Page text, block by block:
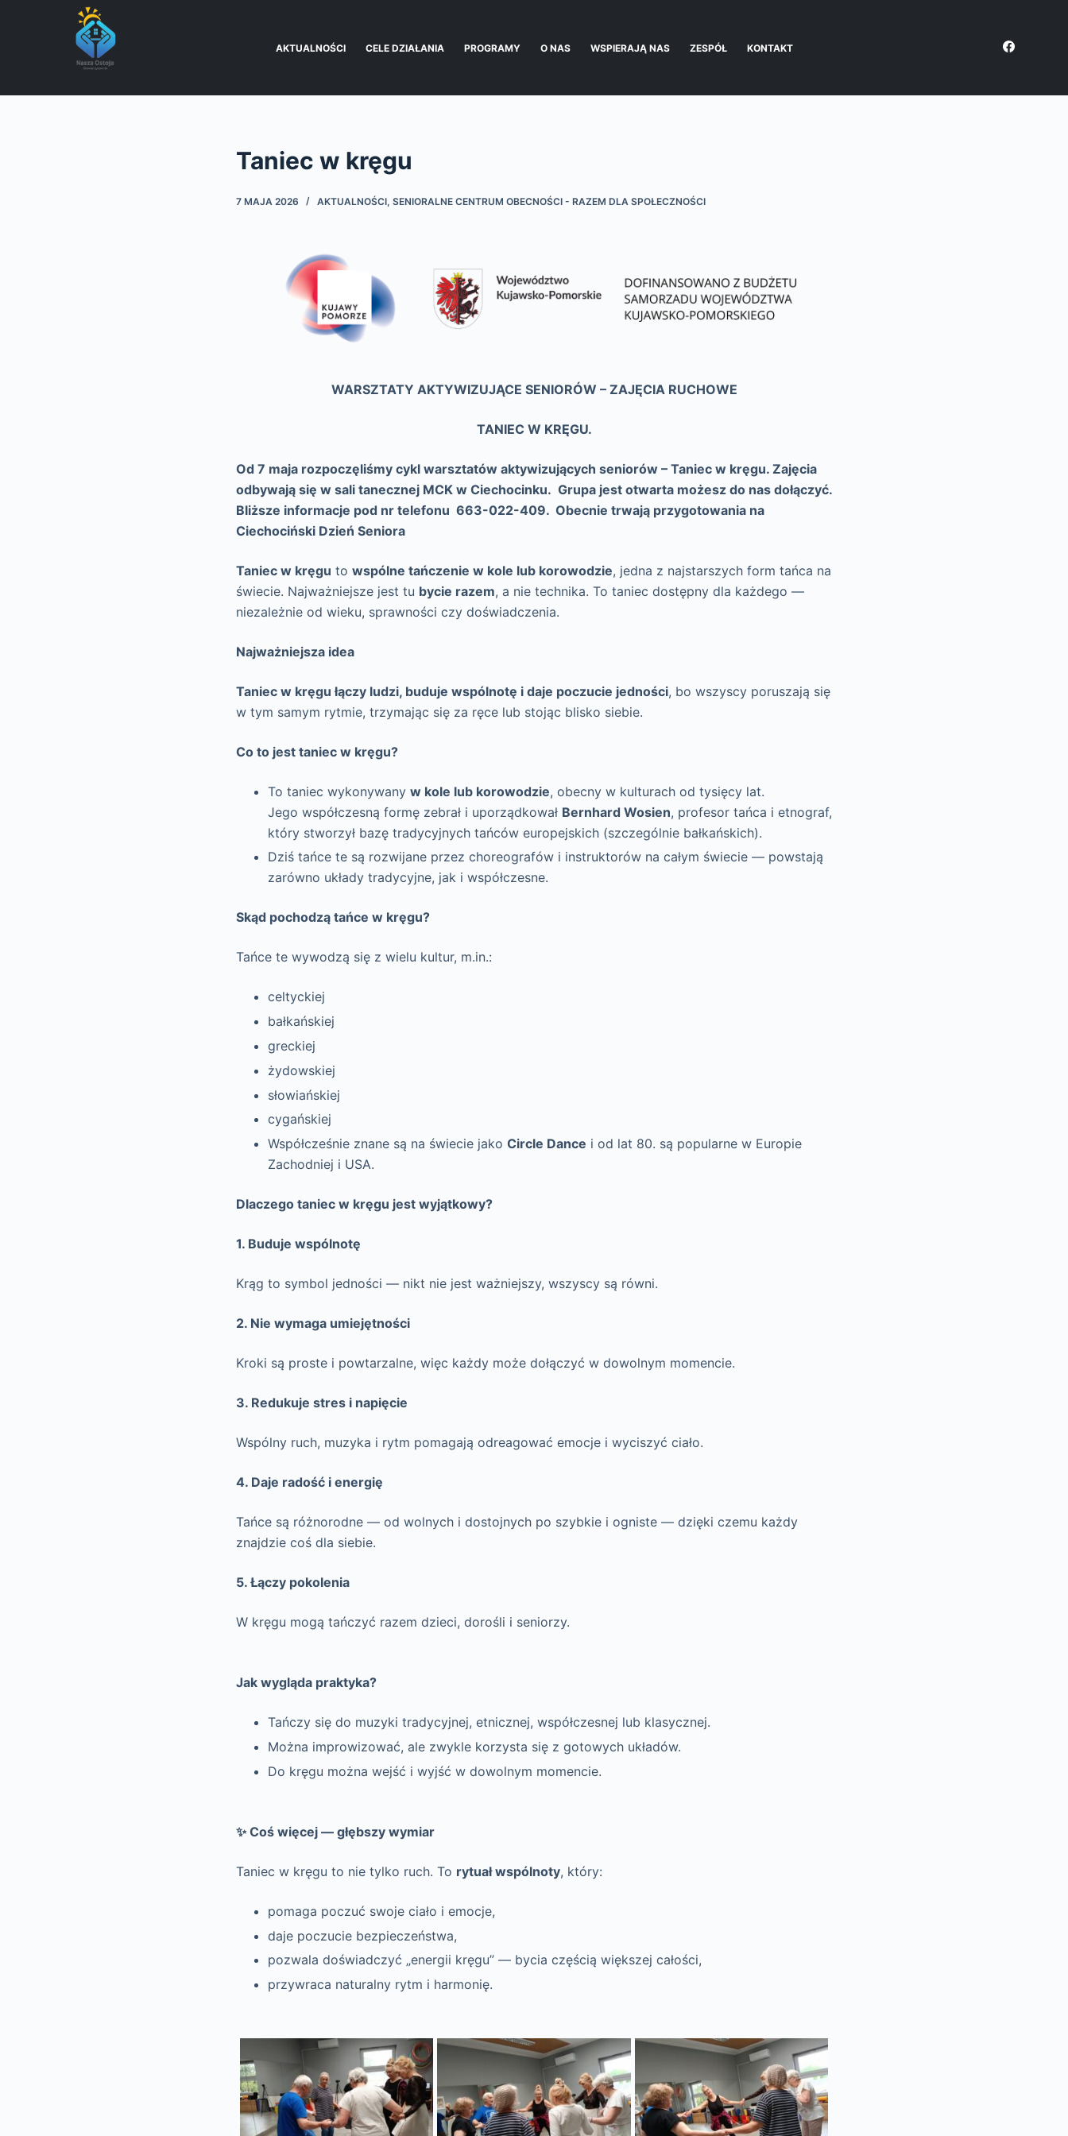
AKTUALNOŚCI CELE DZIAŁANIA PROGRAMY O NAS WSPIERAJĄ NAS ZESPÓŁ KONTAKT
Taniec w kręgu
7 MAJA 2026 AKTUALNOŚCI, SENIORALNE CENTRUM OBECNOŚCI - RAZEM DLA SPOŁECZNOŚCI
WARSZTATY AKTYWIZUJĄCE SENIORÓW – ZAJĘCIA RUCHOWE
TANIEC W KRĘGU.
Od 7 maja rozpoczęliśmy cykl warsztatów aktywizujących seniorów – Taniec w kręgu. Zajęcia
odbywają się w sali tanecznej MCK w Ciechocinku. Grupa jest otwarta możesz do nas dołączyć.
Bliższe informacje pod nr telefonu 663-022-409. Obecnie trwają przygotowania na
Ciechociński Dzień Seniora
Taniec w kręgu to wspólne tańczenie w kole lub korowodzie, jedna z najstarszych form tańca na
świecie. Najważniejsze jest tu bycie razem, a nie technika. To taniec dostępny dla każdego —
niezależnie od wieku, sprawności czy doświadczenia.
Najważniejsza idea
Taniec w kręgu łączy ludzi, buduje wspólnotę i daje poczucie jedności, bo wszyscy poruszają się
w tym samym rytmie, trzymając się za ręce lub stojąc blisko siebie.
Co to jest taniec w kręgu?
To taniec wykonywany w kole lub korowodzie, obecny w kulturach od tysięcy lat.
Jego współczesną formę zebrał i uporządkował Bernhard Wosien, profesor tańca i etnograf,
który stworzył bazę tradycyjnych tańców europejskich (szczególnie bałkańskich).
Dziś tańce te są rozwijane przez choreografów i instruktorów na całym świecie — powstają
zarówno układy tradycyjne, jak i współczesne.
Skąd pochodzą tańce w kręgu?
Tańce te wywodzą się z wielu kultur, m.in.:
celtyckiej
bałkańskiej
greckiej
żydowskiej
słowiańskiej
cygańskiej
Współcześnie znane są na świecie jako Circle Dance i od lat 80. są popularne w Europie
Zachodniej i USA.
Dlaczego taniec w kręgu jest wyjątkowy?
1. Buduje wspólnotę
Krąg to symbol jedności — nikt nie jest ważniejszy, wszyscy są równi.
2. Nie wymaga umiejętności
Kroki są proste i powtarzalne, więc każdy może dołączyć w dowolnym momencie.
3. Redukuje stres i napięcie
Wspólny ruch, muzyka i rytm pomagają odreagować emocje i wyciszyć ciało.
4. Daje radość i energię
Tańce są różnorodne — od wolnych i dostojnych po szybkie i ogniste — dzięki czemu każdy
znajdzie coś dla siebie.
5. Łączy pokolenia
W kręgu mogą tańczyć razem dzieci, dorośli i seniorzy.
Jak wygląda praktyka?
Tańczy się do muzyki tradycyjnej, etnicznej, współczesnej lub klasycznej.
Można improwizować, ale zwykle korzysta się z gotowych układów.
Do kręgu można wejść i wyjść w dowolnym momencie.
✨ Coś więcej — głębszy wymiar
Taniec w kręgu to nie tylko ruch. To rytuał wspólnoty, który:
pomaga poczuć swoje ciało i emocje,
daje poczucie bezpieczeństwa,
pozwala doświadczyć „energii kręgu” — bycia częścią większej całości,
przywraca naturalny rytm i harmonię.